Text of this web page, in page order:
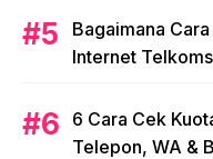
Bagaimana
Internet
6 Cara Cek
Telepon, WA &